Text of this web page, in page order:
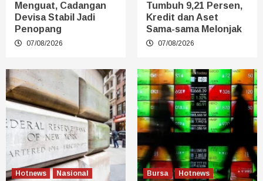
Menguat, Cadangan
Devisa Stabil Jadi
Penopang
07/08/2026
Tumbuh 9,21 Persen,
Kredit dan Aset
Sama-sama Melonjak
07/08/2026
Hotnews Nasional Bursa Hotnews